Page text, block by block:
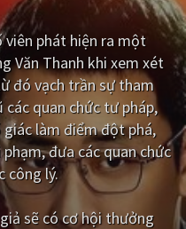
Nhạc kịch
Tội phạm - Hình sự
Hài hước
Khoa học - Tài liệu
Thể thao
Kỳ ảo
phát hiện ra một
Văn Thanh khi xem xét
đó vạch trần sự tham
quan chức tư pháp,
làm điểm đột phá,
đưa các quan chức
công lý.
sẽ có cơ hội thưởng